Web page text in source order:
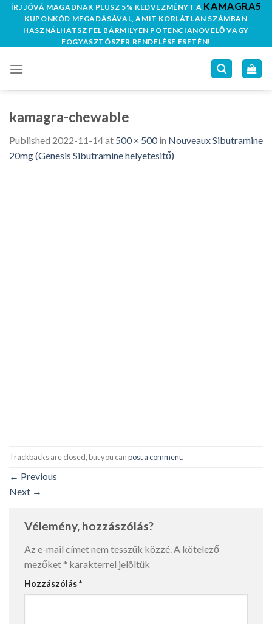
SkipÍRJ JÓVÁ MAGADNAK PLUSZ 5% KEDVEZMÉNYT A KAMAGRA5
KUPONKÓD MEGADÁSÁVAL, AMIT KORLÁTLAN SZÁMBAN
HASZNÁLHATSZ FEL BÁRMILYEN POTENCIANÖVELŐ VAGY
FOGYASZTÓSZER RENDELÉSE ESETÉN!
kamagra-chewable
Published 2022-11-14at 500 × 500in Nouveaux Sibutramine
20mg (Genesis Sibutramine helyetesitő)
Trackbacks are closed, but you canpost a comment.
← Previous
Next →
Vélemény, hozzászólás?
Az e-mail címet nem tesszük közzé.A kötelező
mezőket * karakterrel jelöltük
Hozzászólás*